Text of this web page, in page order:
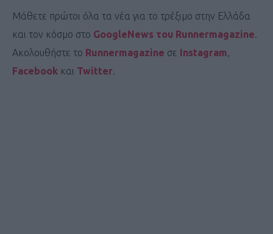
Μάθετε πρώτοι όλα τα νέα για το τρέξιμο στην Ελλάδα
και τον κόσμο στο GoogleNews του Runnermagazine.
Ακολουθήστε το Runnermagazine σε Instagram,
Facebook και Twitter.